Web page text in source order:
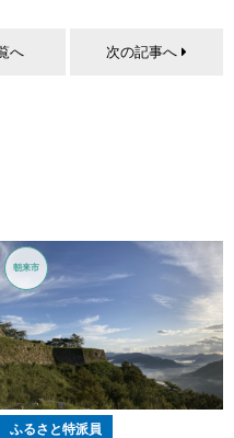
へ 次の記事へ
朝来市
ふるさと特派員